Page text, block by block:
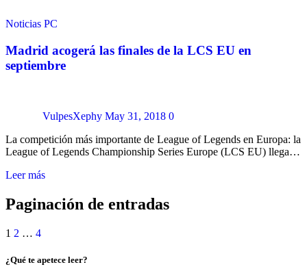
Noticias PC
Madrid acogerá las finales de la LCS EU en
septiembre
VulpesXephy May 31, 2018 0
La competición más importante de League of Legends en Europa: la
League of Legends Championship Series Europe (LCS EU) llega…
Leer más
Paginación de entradas
1 2 … 4
¿Qué te apetece leer?